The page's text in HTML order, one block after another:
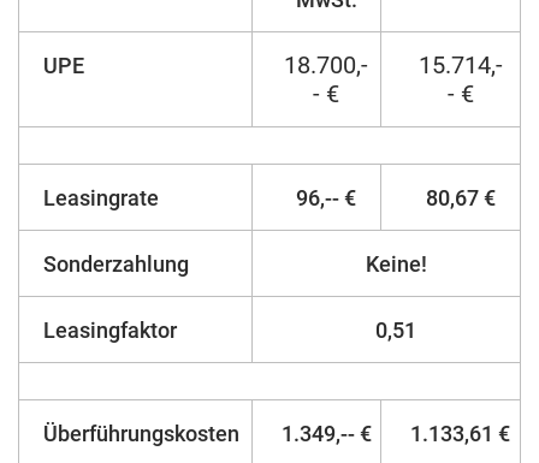
UPE
18.700,-
- €
15.714,-
- €
Leasingrate 96,-- € 80,67 €
Sonderzahlung Keine!
Leasingfaktor 0,51
Überführungskosten 1.349,-- € 1.133,61 €